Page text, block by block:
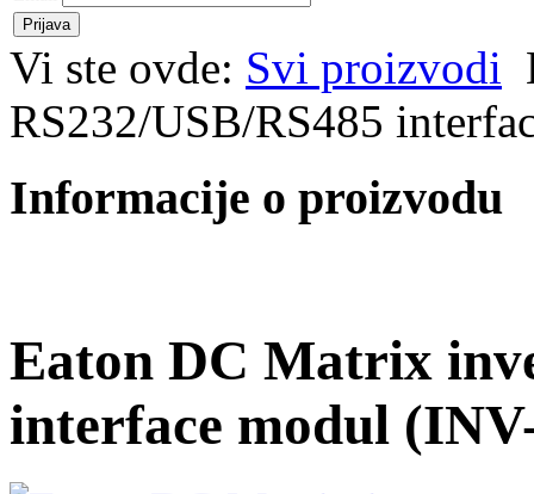
Vi ste ovde: Svi proizvodi
RS232/USB/RS485
Informacije o proizvodu
Eaton DC Matrix
interface modul